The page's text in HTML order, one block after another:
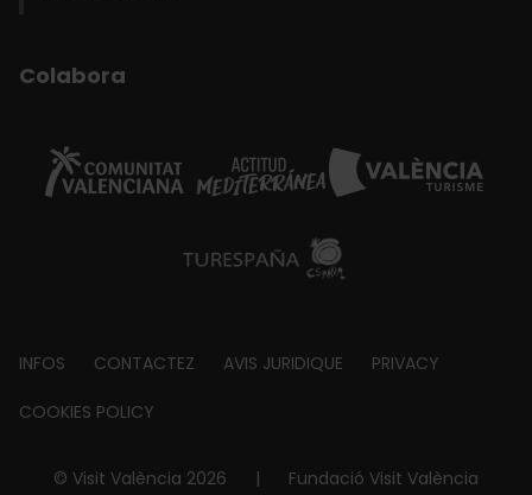
Colabora
Footer
about
INFOS CONTACTEZ AVIS JURIDIQUE PRIVACY
COOKIES POLICY
© Visit València 2026 | Fundació Visit València